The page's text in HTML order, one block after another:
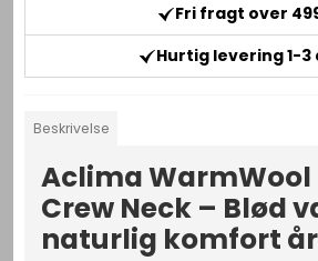
Fri fragt over
Hurtig levering 1-3
Beskrivelse
Aclima WarmWool
Crew Neck – Blød
naturlig komfort